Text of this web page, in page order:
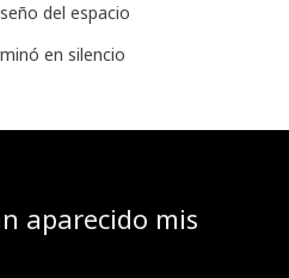
del espacio
en silencio
aparecido mis